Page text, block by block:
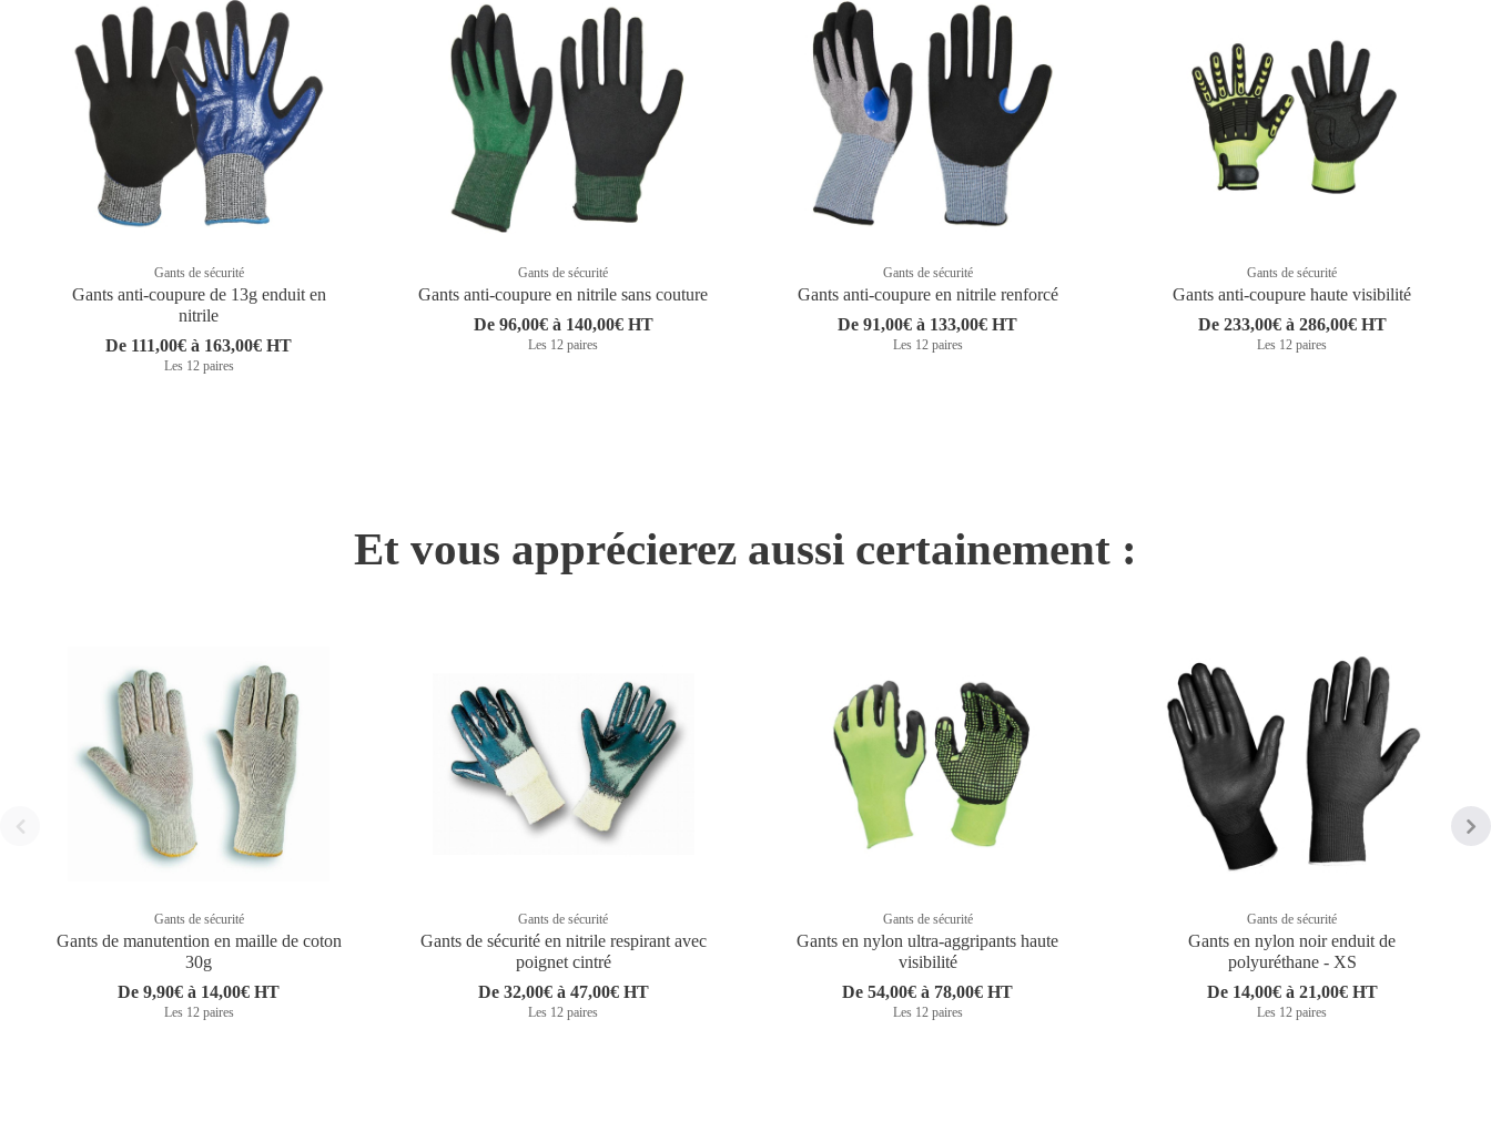
Gants de sécurité
Gants anti-coupure de 13g enduit en
nitrile
De 111,00€ à 163,00€ HT
Les 12 paires
Gants de sécurité
Gants anti-coupure en nitrile sans couture
De 96,00€ à 140,00€ HT
Les 12 paires
Gants de sécurité
Gants anti-coupure en nitrile renforcé
De 91,00€ à 133,00€ HT
Les 12 paires
Gants de sécurité
Gants anti-coupure haute visibilité
De 233,00€ à 286,00€ HT
Les 12 paires
Et vous apprécierez aussi certainement :
Gants de sécurité
Gants de manutention en maille de coton
30g
De 9,90€ à 14,00€ HT
Les 12 paires
Gants de sécurité
Gants de sécurité en nitrile respirant avec
poignet cintré
De 32,00€ à 47,00€ HT
Les 12 paires
Gants de sécurité
Gants en nylon ultra-aggripants haute
visibilité
De 54,00€ à 78,00€ HT
Les 12 paires
Gants de sécurité
Gants en nylon noir enduit de
polyuréthane - XS
De 14,00€ à 21,00€ HT
Les 12 paires